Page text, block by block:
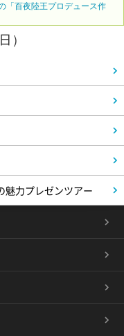
「百夜陸王プロデュース作
）
魅力プレゼンツアー